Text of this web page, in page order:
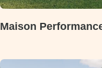
Maison